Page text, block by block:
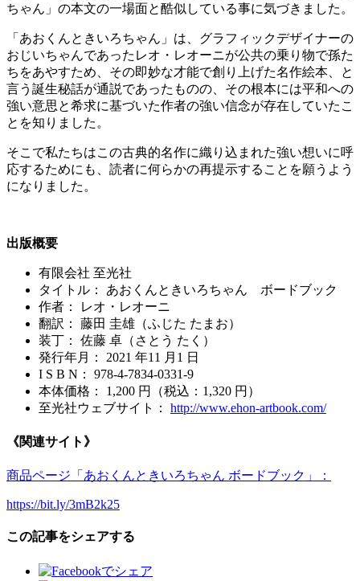
ちゃん」の本文の一場面と酷似している事に気づきました。
「あおくんときいろちゃん」は、グラフィックデザイナーの
おじいちゃんであったレオ・レオーニが公共の乗り物で孫た
ちをあやすため、その即妙な才能で創り上げた名作絵本、と
言う誕生秘話が通説であったものの、その根本には平和への
強い意思と希求に基づいた作者の強い信念が存在していたこ
とを知りました。
そこで私たちはこの古典的名作に織り込まれた強い想いに呼
応するためにも、読者に何らかの再提示することを願うよう
になりました。
出版概要
有限会社 至光社
タイトル： あおくんときいろちゃん ボードブック
作者： レオ・レオーニ
翻訳： 藤田 圭雄（ふじた たまお）
装丁： 佐藤 卓（さとう たく）
発行年月： 2021 年11 月1 日
I S B N： 978-4-7834-0331-9
本体価格： 1,200 円（税込：1,320 円）
至光社ウェブサイト： http://www.ehon-artbook.com/
《関連サイト》
商品ページ「あおくんときいろちゃん ボードブック」：
https://bit.ly/3mB2k25
この記事をシェアする